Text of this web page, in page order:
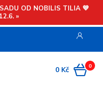
OD NOBILIS TILIA 💙
»
0
0 Kč